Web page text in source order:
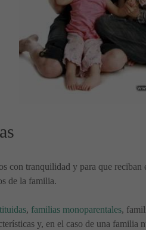
con tranquilidad y para que
de la familia.
, familias monoparentales,
y, en el caso de una familia